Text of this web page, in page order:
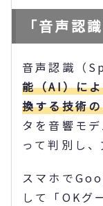
「音声認
音声認識（
能（AI）に
換する技術
タを音響モ
って判別し、
スマホで
して「OKグ